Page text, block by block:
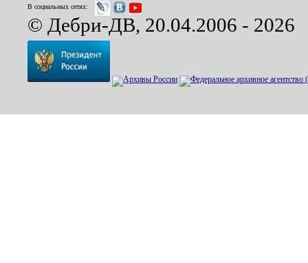
В социальных сетях:
© Дебри-ДВ, 20.04.2006 - 2026